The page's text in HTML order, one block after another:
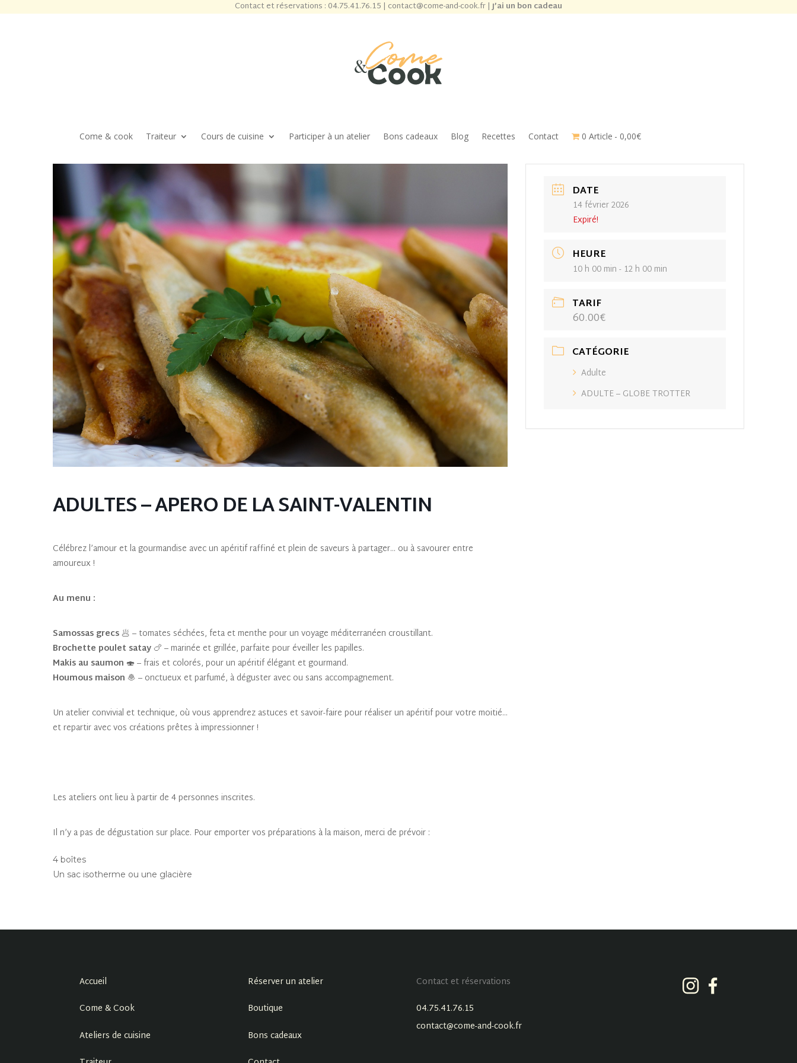
Contact et réservations : 04.75.41.76.15 | contact@come-and-cook.fr|J’ai un bon cadeau
Come & cook Traiteur Cours de cuisine Participer à un atelier Bons cadeaux Blog Recettes Contact 0 Article 0,00€
ADULTES – APERO DE LA SAINT-VALENTIN
Célébrez l’amour et la gourmandise avec un apéritif raffiné et plein de saveurs à partager… ou à savourer entre
amoureux !
Au menu :
Samossas grecs 🥟 – tomates séchées, feta et menthe pour un voyage méditerranéen croustillant.
Brochette poulet satay 🍗 – marinée et grillée, parfaite pour éveiller les papilles.
Makis au saumon 🍣 – frais et colorés, pour un apéritif élégant et gourmand.
Houmous maison 🧆 – onctueux et parfumé, à déguster avec ou sans accompagnement.
Un atelier convivial et technique, où vous apprendrez astuces et savoir-faire pour réaliser un apéritif pour votre moitié…
et repartir avec vos créations prêtes à impressionner !
Les ateliers ont lieu à partir de 4 personnes inscrites.
Il n’y a pas de dégustation sur place. Pour emporter vos préparations à la maison, merci de prévoir :
4 boîtes
Un sac isotherme ou une glacière
DATE
14 février 2026
Expiré!
HEURE
10 h 00 min - 12 h 00 min
TARIF
60.00€
CATÉGORIE
Adulte
ADULTE – GLOBE TROTTER
Accueil
Come & Cook
Ateliers de cuisine
Réserver un atelier
Boutique
Bons cadeaux
Contact et réservations
04.75.41.76.15
contact@come-and-cook.fr